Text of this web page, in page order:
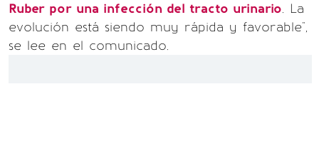
Ruber por una infección del tracto urinario. La
evolución está siendo muy rápida y favorable",
se lee en el comunicado.